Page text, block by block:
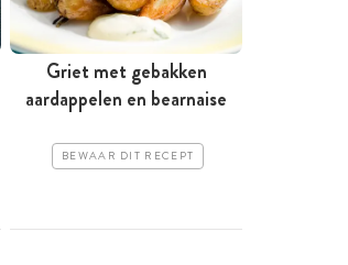
Griet met gebakken
aardappelen en bearnaise
BEWAAR DIT RECEPT